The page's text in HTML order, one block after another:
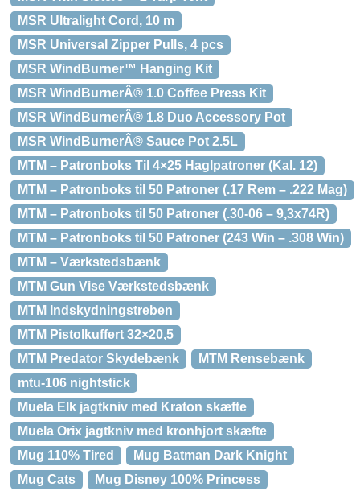
MSR Ultralight Cord, 10 m
MSR Universal Zipper Pulls, 4 pcs
MSR WindBurner™ Hanging Kit
MSR WindBurnerÂ® 1.0 Coffee Press Kit
MSR WindBurnerÂ® 1.8 Duo Accessory Pot
MSR WindBurnerÂ® Sauce Pot 2.5L
MTM – Patronboks Til 4×25 Haglpatroner (Kal. 12)
MTM – Patronboks til 50 Patroner (.17 Rem – .222 Mag)
MTM – Patronboks til 50 Patroner (.30-06 – 9,3x74R)
MTM – Patronboks til 50 Patroner (243 Win – .308 Win)
MTM – Værkstedsbænk
MTM Gun Vise Værkstedsbænk
MTM Indskydningstreben
MTM Pistolkuffert 32×20,5
MTM Predator Skydebænk
MTM Rensebænk
mtu-106 nightstick
Muela Elk jagtkniv med Kraton skæfte
Muela Orix jagtkniv med kronhjort skæfte
Mug 110% Tired
Mug Batman Dark Knight
Mug Cats
Mug Disney 100% Princess